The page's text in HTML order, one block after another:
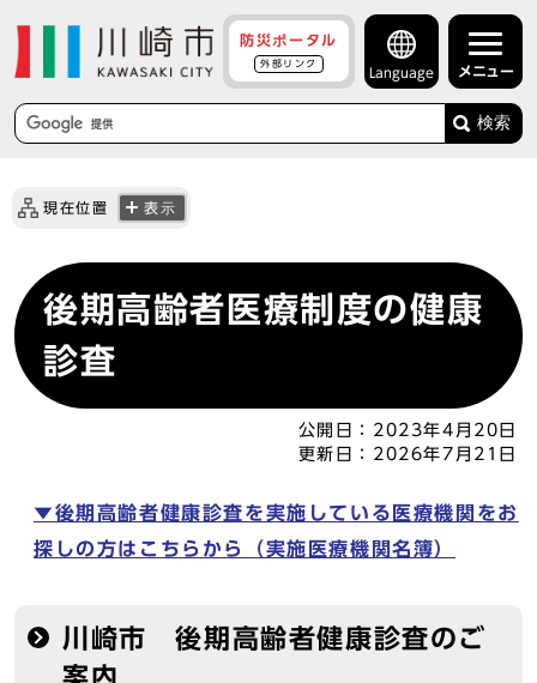
防災ポータル
外部リンク
Language メニュー
検索
現在位置 表示
後期高齢者医療制度の健康
診査
公開日： 2023年4月20日
更新日： 2026年7月21日
▼後期高齢者健康診査を実施している医療機関をお
探しの方はこちらから（実施医療機関名簿）
川崎市 後期高齢者健康診査のご
案内